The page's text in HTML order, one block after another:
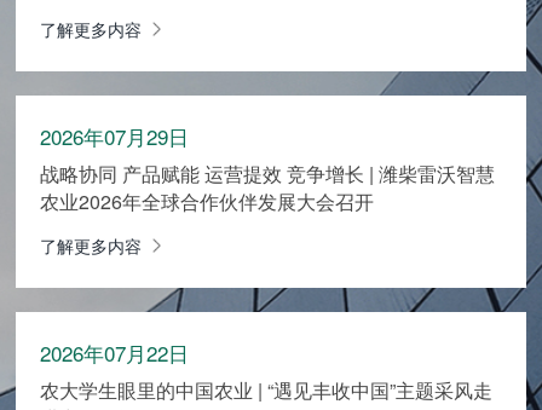
了解更多内容
2026年07月29日
战略协同 产品赋能 运营提效 竞争增长 | 潍柴雷沃智慧
农业2026年全球合作伙伴发展大会召开
了解更多内容
2026年07月22日
农大学生眼里的中国农业 | “遇见丰收中国”主题采风走